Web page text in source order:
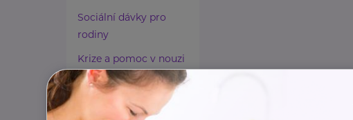
Sociální dávky pro
rodiny
Krize a pomoc v nouzi
Paliativní péče
Rady a tipy